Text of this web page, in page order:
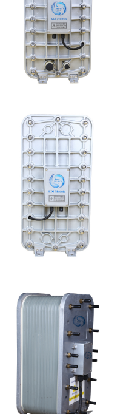
MK-TC200 EDI模块
MK-TC500 EDI模块